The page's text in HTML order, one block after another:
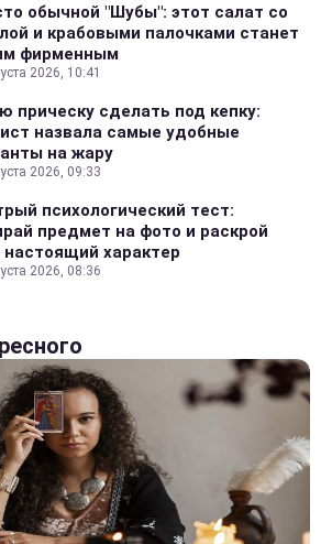
обычной "Шубы": этот салат со
и крабовыми палочками станет
фирменным
2026, 10:41
прическу сделать под кепку:
назвала самые удобные
на жару
2026, 09:33
психологический тест:
предмет на фото и раскрой
настоящий характер
2026, 08:36